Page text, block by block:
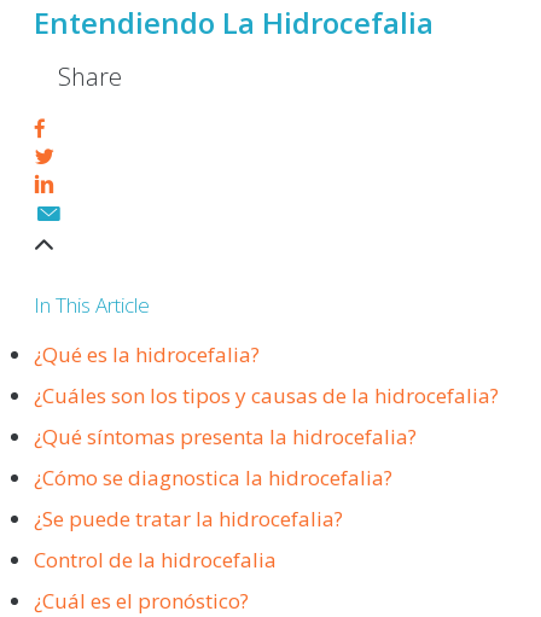
Entendiendo La Hidrocefalia
Share
In This Article
¿Qué es la hidrocefalia?
¿Cuáles son los tipos y causas de la hidrocefalia?
¿Qué síntomas presenta la hidrocefalia?
¿Cómo se diagnostica la hidrocefalia?
¿Se puede tratar la hidrocefalia?
Control de la hidrocefalia
¿Cuál es el pronóstico?